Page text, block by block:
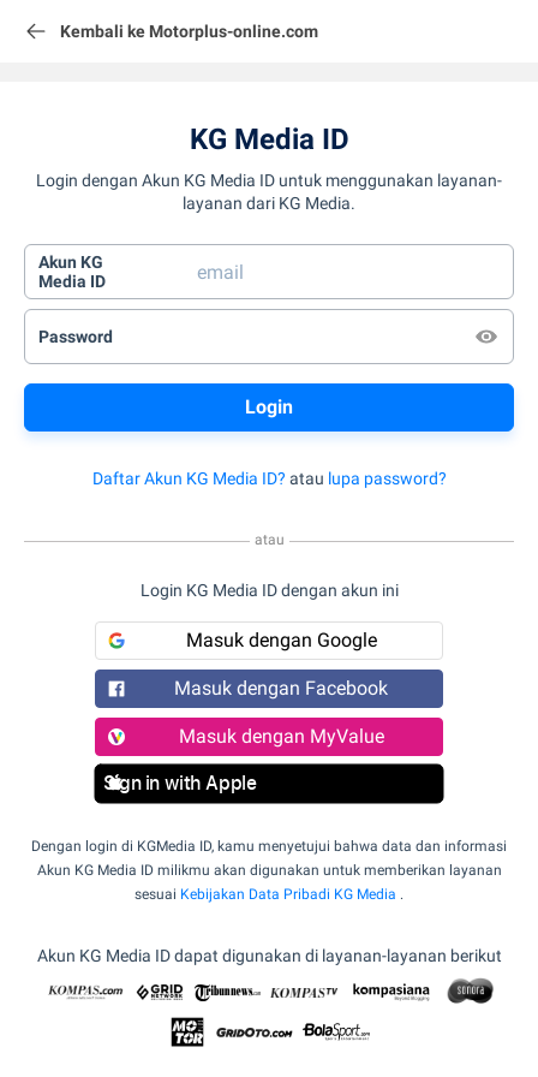
Kembali ke Motorplus-online.com
KG Media ID
Login dengan Akun KG Media ID untuk menggunakan layanan-
layanan dari KG Media.
Akun KG
Media ID
Password
Daftar Akun KG Media ID? atau lupa password?
atau
Login KG Media ID dengan akun ini
Masuk dengan Google
Masuk dengan Facebook
Masuk dengan MyValue
Sign in with Apple
Dengan login di KGMedia ID, kamu menyetujui bahwa data dan informasi
Akun KG Media ID milikmu akan digunakan untuk memberikan layanan
sesuai Kebijakan Data Pribadi KG Media .
Akun KG Media ID dapat digunakan di layanan-layanan berikut